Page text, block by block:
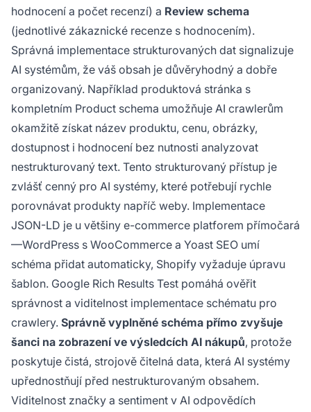
hodnocení a počet recenzí) a Review schema
(jednotlivé zákaznické recenze s hodnocením).
Správná implementace strukturovaných dat signalizuje
AI systémům, že váš obsah je důvěryhodný a dobře
organizovaný. Například produktová stránka s
kompletním Product schema umožňuje AI crawlerům
okamžitě získat název produktu, cenu, obrázky,
dostupnost i hodnocení bez nutnosti analyzovat
nestrukturovaný text. Tento strukturovaný přístup je
zvlášť cenný pro AI systémy, které potřebují rychle
porovnávat produkty napříč weby. Implementace
JSON-LD je u většiny e-commerce platforem přímočará
—WordPress s WooCommerce a Yoast SEO umí
schéma přidat automaticky, Shopify vyžaduje úpravu
šablon. Google Rich Results Test pomáhá ověřit
správnost a viditelnost implementace schématu pro
crawlery. Správně vyplněné schéma přímo zvyšuje
šanci na zobrazení ve výsledcích AI nákupů, protože
poskytuje čistá, strojově čitelná data, která AI systémy
upřednostňují před nestrukturovaným obsahem.
Viditelnost značky a sentiment v AI odpovědích